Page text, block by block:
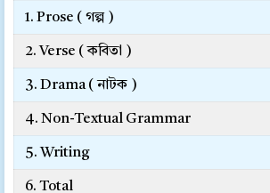
1. Prose ( গল্প )
2. Verse ( কবিতা )
3. Drama ( নাটক )
4. Non-Textual Grammar
5. Writing
6. Total